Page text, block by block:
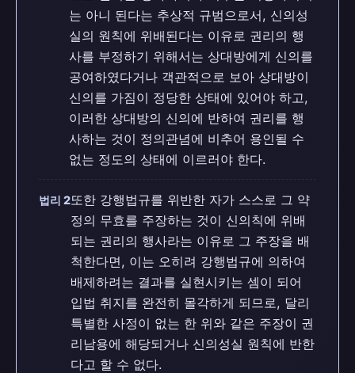
는 아니 된다는 추상적 규범으로서, 신의성
실의 원칙에 위배된다는 이유로 권리의 행
사를 부정하기 위해서는 상대방에게 신의를
공여하였다거나 객관적으로 보아 상대방이
신의를 가짐이 정당한 상태에 있어야 하고,
이러한 상대방의 신의에 반하여 권리를 행
사하는 것이 정의관념에 비추어 용인될 수
없는 정도의 상태에 이르러야 한다.
법리 2또한 강행법규를 위반한 자가 스스로 그 약
정의 무효를 주장하는 것이 신의칙에 위배
되는 권리의 행사라는 이유로 그 주장을 배
척한다면, 이는 오히려 강행법규에 의하여
배제하려는 결과를 실현시키는 셈이 되어
입법 취지를 완전히 몰각하게 되므로, 달리
특별한 사정이 없는 한 위와 같은 주장이 권
리남용에 해당되거나 신의성실 원칙에 반한
다고 할 수 없다.